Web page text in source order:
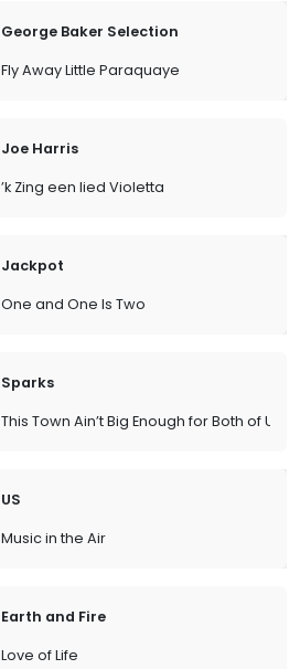
George Baker Selection
Fly Away Little Paraquaye
Joe Harris
’k Zing een lied Violetta
Jackpot
One and One Is Two
Sparks
This Town Ain’t Big Enough for Both of Us
US
Music in the Air
Earth and Fire
Love of Life